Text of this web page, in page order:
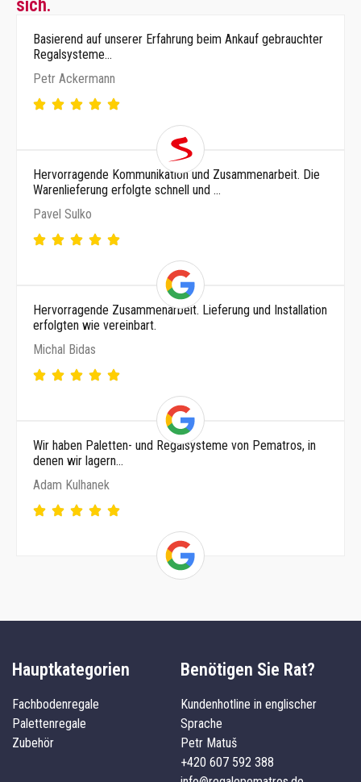
sich.
Basierend auf unserer Erfahrung beim Ankauf gebrauchter
Regalsysteme…
Petr Ackermann
Hervorragende Kommunikation und Zusammenarbeit. Die
Warenlieferung erfolgte schnell und …
Pavel Sulko
Hervorragende Zusammenarbeit. Lieferung und Installation
erfolgten wie vereinbart.
Michal Bidas
Wir haben Paletten- und Regalsysteme von Pematros, in
denen wir lagern…
Adam Kulhanek
Hauptkategorien
Fachbodenregale
Palettenregale
Zubehör
Benötigen Sie Rat?
Kundenhotline in englischer
Sprache
Petr Matuš
+420 607 592 388